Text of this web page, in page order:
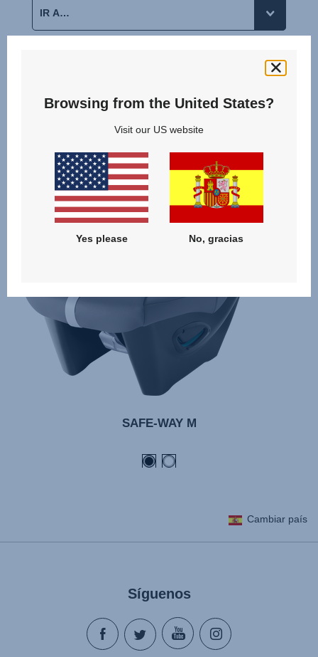
SAFE-WAY M
Cambiar país
Síguenos
Browsing from the United States?
Visit our US website
Yes please No, gracias